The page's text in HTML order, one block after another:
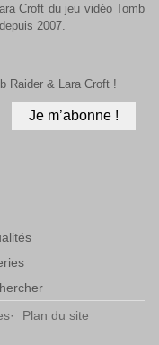
Croft du jeu vidéo Tomb
2007.
Raider & Lara Croft !
Plan du site